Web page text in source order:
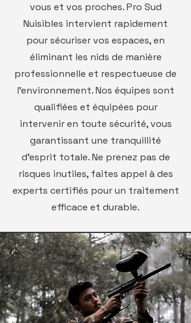
vous et vos proches. Pro Sud
Nuisibles intervient rapidement
pour sécuriser vos espaces, en
éliminant les nids de manière
professionnelle et respectueuse de
l’environnement. Nos équipes sont
qualifiées et équipées pour
intervenir en toute sécurité, vous
garantissant une tranquillité
d’esprit totale. Ne prenez pas de
risques inutiles, faites appel à des
experts certifiés pour un traitement
efficace et durable.